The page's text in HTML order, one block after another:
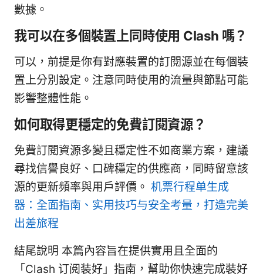
數據。
我可以在多個裝置上同時使用 Clash 嗎？
可以，前提是你有對應裝置的訂閱源並在每個裝
置上分別設定。注意同時使用的流量與節點可能
影響整體性能。
如何取得更穩定的免費訂閱資源？
免費訂閱資源多變且穩定性不如商業方案，建議
尋找信譽良好、口碑穩定的供應商，同時留意該
源的更新頻率與用戶評價。 机票行程单生成
器：全面指南、实用技巧与安全考量，打造完美
出差旅程
結尾說明 本篇內容旨在提供實用且全面的
「Clash 订阅装好」指南，幫助你快速完成裝好